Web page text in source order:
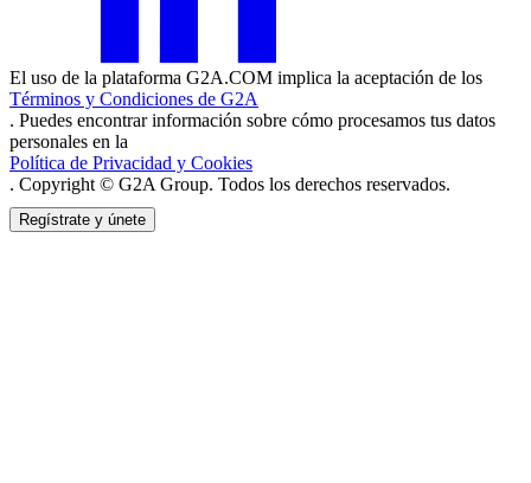
El uso de la plataforma G2A.COM implica la aceptación de los
Términos y Condiciones de G2A
. Puedes encontrar información sobre cómo procesamos tus datos
personales en la
Política de Privacidad y Cookies
. Copyright © G2A Group. Todos los derechos reservados.
Regístrate y únete